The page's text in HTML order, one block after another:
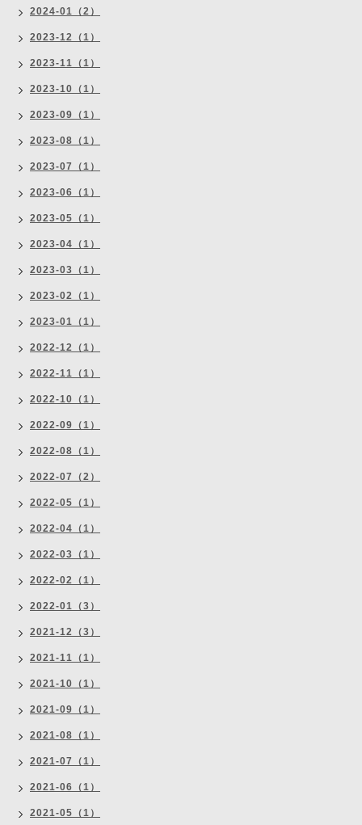
2024-01（2）
2023-12（1）
2023-11（1）
2023-10（1）
2023-09（1）
2023-08（1）
2023-07（1）
2023-06（1）
2023-05（1）
2023-04（1）
2023-03（1）
2023-02（1）
2023-01（1）
2022-12（1）
2022-11（1）
2022-10（1）
2022-09（1）
2022-08（1）
2022-07（2）
2022-05（1）
2022-04（1）
2022-03（1）
2022-02（1）
2022-01（3）
2021-12（3）
2021-11（1）
2021-10（1）
2021-09（1）
2021-08（1）
2021-07（1）
2021-06（1）
2021-05（1）